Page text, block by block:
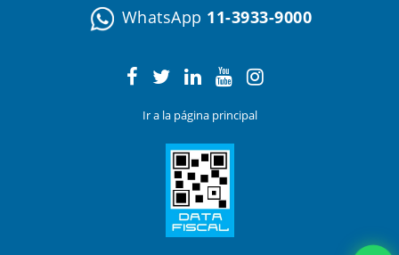
WhatsApp 11-3933-9000
Ir a la página principal